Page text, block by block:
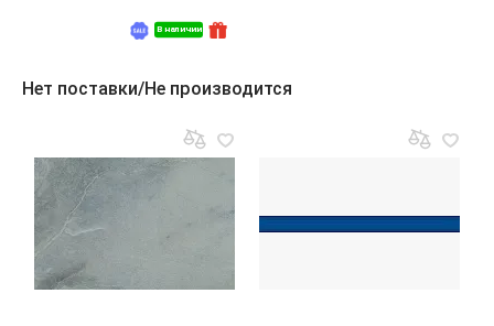
В наличии
Нет поставки/Не производится